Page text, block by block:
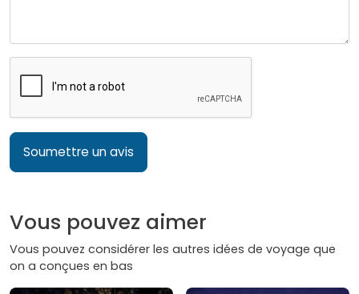
Soumettre un avis
Vous pouvez aimer
Vous pouvez considérer les autres idées de voyage que
on a conçues en bas